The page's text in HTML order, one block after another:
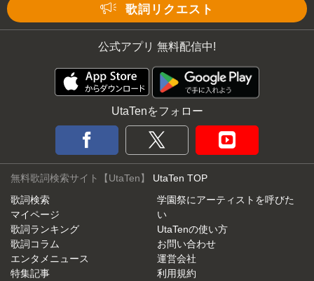
歌詞リクエスト
公式アプリ 無料配信中!
UtaTenをフォロー
無料歌詞検索サイト【UtaTen】 UtaTen TOP
歌詞検索
マイページ
歌詞ランキング
歌詞コラム
エンタメニュース
特集記事
学園祭にアーティストを呼びた
い
UtaTenの使い方
お問い合わせ
運営会社
利用規約